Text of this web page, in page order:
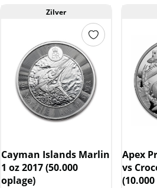
Zilver
Cayman Islands Marlin
1 oz 2017 (50.000
oplage)
Apex
vs